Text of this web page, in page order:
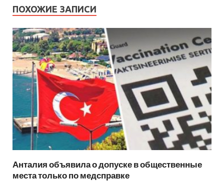
ПОХОЖИЕ ЗАПИСИ
Анталия объявила о допуске в общественные
места только по медсправке